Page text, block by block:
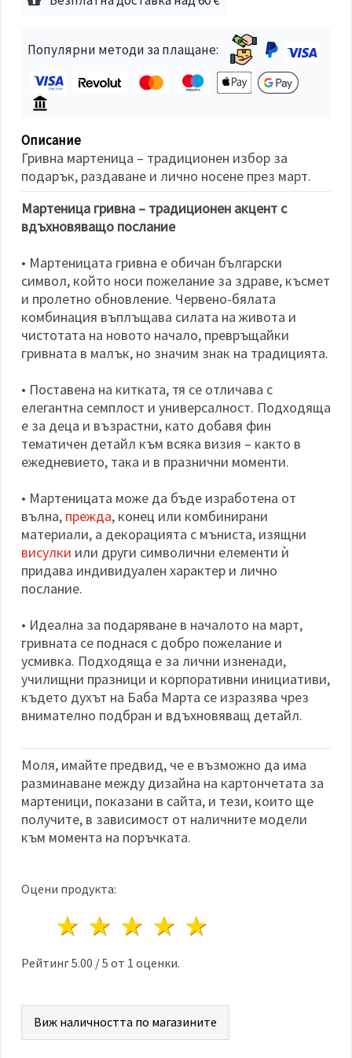
и кликнеш
"Запази"
всички
Настройки
на
бисквитките
Популярни методи за плащане:
Описание
Гривна мартеница – традиционен избор за
подарък, раздаване и лично носене през март.
Мартеница гривна – традиционен акцент с
вдъхновяващо послание
• Мартеницата гривна е обичан български
символ, който носи пожелание за здраве, късмет
и пролетно обновление. Червено-бялата
комбинация въплъщава силата на живота и
чистотата на новото начало, превръщайки
гривната в малък, но значим знак на традицията.
• Поставена на китката, тя се отличава с
елегантна семплост и универсалност. Подходяща
е за деца и възрастни, като добавя фин
тематичен детайл към всяка визия – както в
ежедневието, така и в празнични моменти.
• Мартеницата може да бъде изработена от
вълна, прежда, конец или комбинирани
материали, а декорацията с мъниста, изящни
висулки или други символични елементи ѝ
придава индивидуален характер и лично
послание.
• Идеална за подаряване в началото на март,
гривната се поднася с добро пожелание и
усмивка. Подходяща е за лични изненади,
училищни празници и корпоративни инициативи,
където духът на Баба Марта се изразява чрез
внимателно подбран и вдъхновяващ детайл.
Моля, имайте предвид, че е възможно да има
разминаване между дизайна на картончетата за
мартеници, показани в сайта, и тези, които ще
получите, в зависимост от наличните модели
към момента на поръчката.
Оцени продукта:
4 звезди
3 звезди
2 звезди
1 звезда
Рейтинг5.00 /5 от 1 оценки.
Виж наличността по магазините